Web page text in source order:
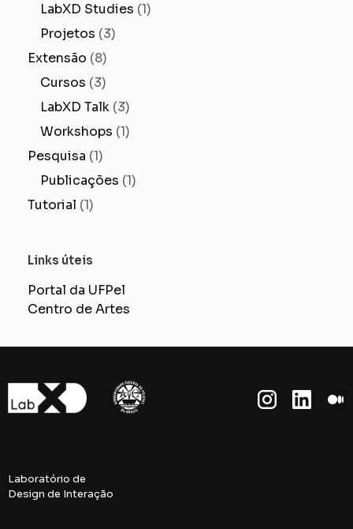
LabXD Studies (1)
Projetos (3)
Extensão (8)
Cursos (3)
LabXD Talk (3)
Workshops (1)
Pesquisa (1)
Publicações (1)
Tutorial (1)
Links úteis
Portal da UFPel
Centro de Artes
Laboratório de
Design de Interação